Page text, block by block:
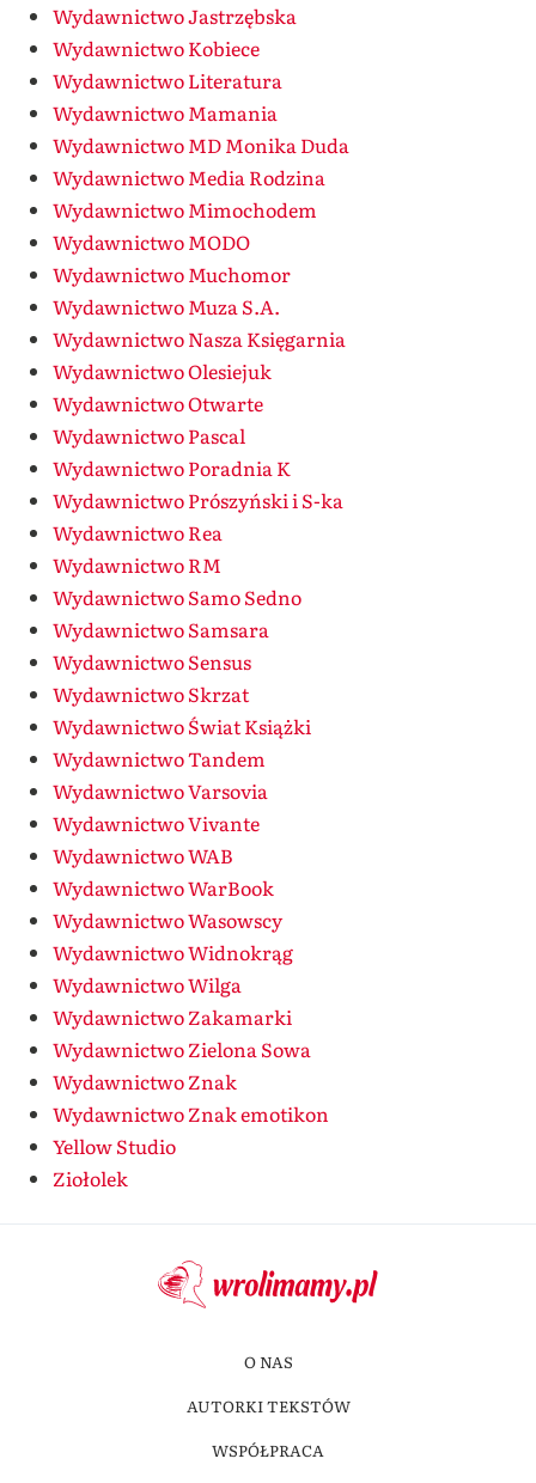
Wydawnictwo Jastrzębska
Wydawnictwo Kobiece
Wydawnictwo Literatura
Wydawnictwo Mamania
Wydawnictwo MD Monika Duda
Wydawnictwo Media Rodzina
Wydawnictwo Mimochodem
Wydawnictwo MODO
Wydawnictwo Muchomor
Wydawnictwo Muza S.A.
Wydawnictwo Nasza Księgarnia
Wydawnictwo Olesiejuk
Wydawnictwo Otwarte
Wydawnictwo Pascal
Wydawnictwo Poradnia K
Wydawnictwo Prószyński i S-ka
Wydawnictwo Rea
Wydawnictwo RM
Wydawnictwo Samo Sedno
Wydawnictwo Samsara
Wydawnictwo Sensus
Wydawnictwo Skrzat
Wydawnictwo Świat Książki
Wydawnictwo Tandem
Wydawnictwo Varsovia
Wydawnictwo Vivante
Wydawnictwo WAB
Wydawnictwo WarBook
Wydawnictwo Wasowscy
Wydawnictwo Widnokrąg
Wydawnictwo Wilga
Wydawnictwo Zakamarki
Wydawnictwo Zielona Sowa
Wydawnictwo Znak
Wydawnictwo Znak emotikon
Yellow Studio
Ziołolek
O NAS
AUTORKI TEKSTÓW
WSPÓŁPRACA